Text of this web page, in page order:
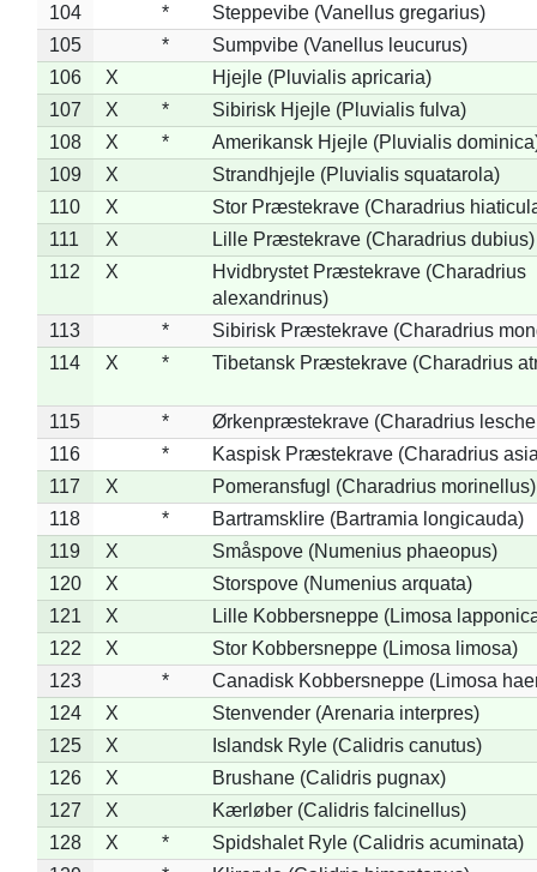
104 *
Steppevibe (Vanellus gregarius)
105
*
Sumpvibe (Vanellus leucurus)
106
X
Hjejle (Pluvialis apricaria)
107
X *
Sibirisk Hjejle (Pluvialis fulva)
108
X *
Amerikansk Hjejle (Pluvialis
109
X
Strandhjejle (Pluvialis squatarola)
110
X
Stor Præstekrave (Charadrius
111
X
Lille Præstekrave (Charadrius dubius)
112
X
Hvidbrystet Præstekrave (Charadrius
alexandrinus)
113
*
Sibirisk Præstekrave (Charadrius
114
X * Tibetansk Præstekrave (Charadrius
115 *
Ørkenpræstekrave (Charadrius
116
*
Kaspisk Præstekrave (Charadrius
117
X
Pomeransfugl (Charadrius morinellus)
118
*
Bartramsklire (Bartramia longicauda)
119
X
Småspove (Numenius phaeopus)
120
X
Storspove (Numenius arquata)
121
X
Lille Kobbersneppe (Limosa
122
X
Stor Kobbersneppe (Limosa limosa)
123
*
Canadisk Kobbersneppe (Limosa
124
X
Stenvender (Arenaria interpres)
125
X
Islandsk Ryle (Calidris canutus)
126
X
Brushane (Calidris pugnax)
127
X
Kærløber (Calidris falcinellus)
128
X *
Spidshalet Ryle (Calidris acuminata)